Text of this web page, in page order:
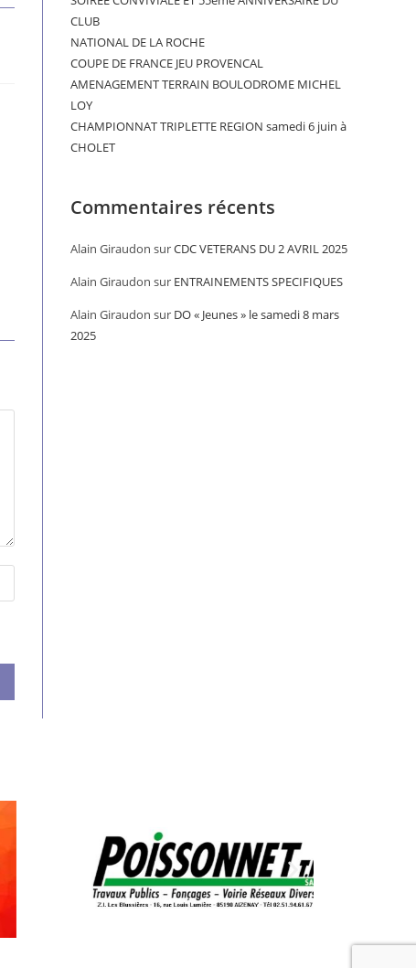
CLUB
NATIONAL DE LA ROCHE
COUPE DE FRANCE JEU PROVENCAL
AMENAGEMENT TERRAIN BOULODROME MICHEL
LOY
CHAMPIONNAT TRIPLETTE REGION samedi 6 juin à
CHOLET
Commentaires récents
Alain Giraudon surCDC VETERANS DU 2 AVRIL 2025
Alain Giraudon sur ENTRAINEMENTS SPECIFIQUES
Alain Giraudon sur DO « Jeunes » le samedi 8 mars
2025